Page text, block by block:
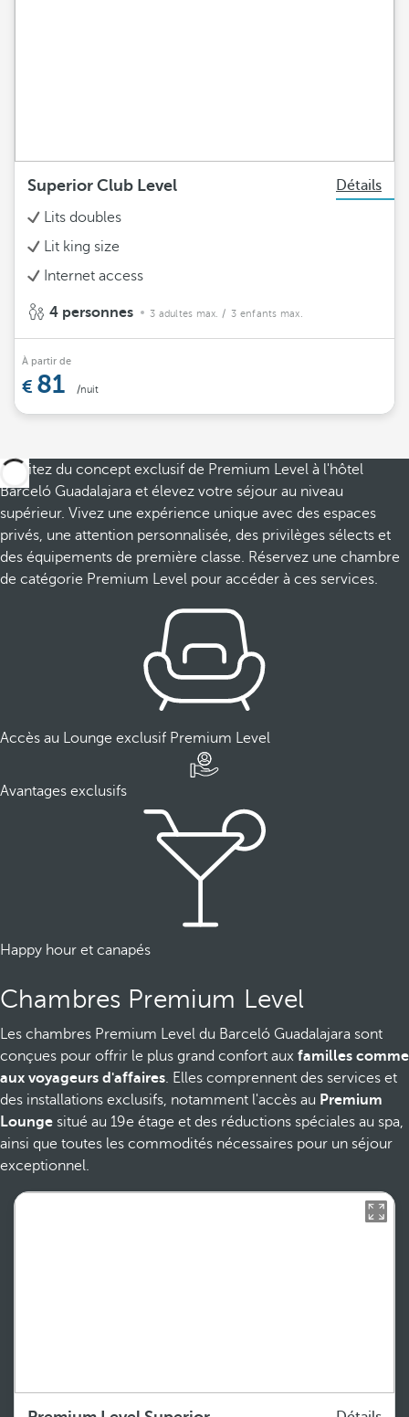
Superior Club Level
Détails
Lits doubles
Lit king size
Internet access
4 personnes 3 adultes max. / 3 enfants max.
À partir de
81 /nuit
Profitez du concept exclusif de Premium Level à l'hôtel
Barceló Guadalajara et élevez votre séjour au niveau
supérieur. Vivez une expérience unique avec des espaces
privés, une attention personnalisée, des privilèges sélects et
des équipements de première classe. Réservez une chambre
de catégorie Premium Level pour accéder à ces services.
Accès au Lounge exclusif Premium Level
Avantages exclusifs
Happy hour et canapés
Chambres Premium Level
Les chambres Premium Level du Barceló Guadalajara sont
conçues pour offrir le plus grand confort aux familles comme
aux voyageurs d'affaires. Elles comprennent des services et
des installations exclusifs, notamment l'accès au Premium
Lounge situé au 19e étage et des réductions spéciales au spa,
ainsi que toutes les commodités nécessaires pour un séjour
exceptionnel.